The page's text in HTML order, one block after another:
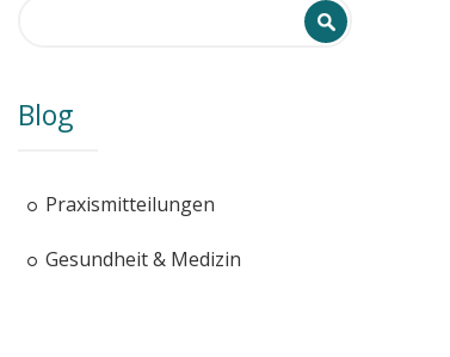
Blog
Praxismitteilungen
Gesundheit & Medizin